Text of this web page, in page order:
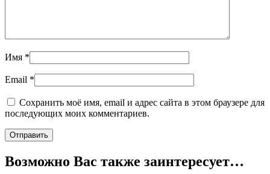
Имя *
Email *
Сохранить моё имя, email и адрес сайта в этом браузере для
последующих моих комментариев.
Возможно Вас также заинтересует…